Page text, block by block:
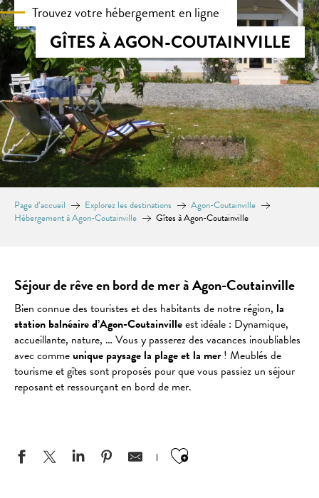
Trouvez votre hébergement en ligne
GÎTES À AGON-COUTAINVILLE
Page d’accueil Explorez les destinations
Agon-Coutainville
Hébergement à Agon-Coutainville
Gîtes à Agon-Coutainville
Séjour de rêve en bord de mer à Agon-Coutainville
Bien connue des touristes et des habitants de notre région, la
station balnéaire d’Agon-Coutainvilleest idéale : Dynamique,
accueillante, nature, … Vous y passerez des vacances inoubliables
avec commeunique paysage la plage et la mer! Meublés de
tourisme et gîtes sont proposés pour que vous passiez un séjour
reposant et ressourçant en bord de mer.
Ajouter aux